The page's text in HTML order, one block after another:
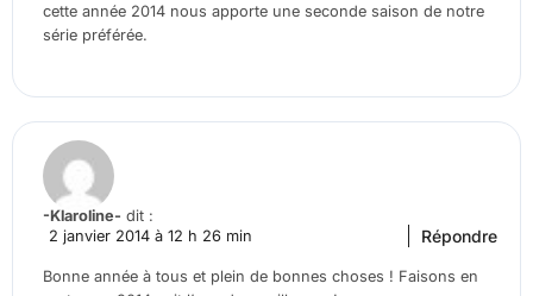
cette année 2014 nous apporte une seconde saison de notre
série préférée.
-Klaroline- dit :
2 janvier 2014 à 12 h 26 min
Bonne année à tous et plein de bonnes choses ! Faisons en
Répondre